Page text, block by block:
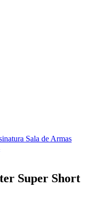
Super Short